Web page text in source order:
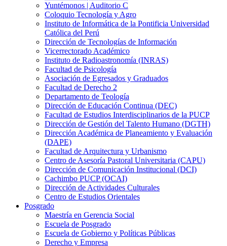
Yuntémonos | Auditorio C
Coloquio Tecnología y Agro
Instituto de Informática de la Pontificia Universidad
Católica del Perú
Dirección de Tecnologías de Información
Vicerrectorado Académico
Instituto de Radioastronomía (INRAS)
Facultad de Psicología
Asociación de Egresados y Graduados
Facultad de Derecho 2
Departamento de Teología
Dirección de Educación Continua (DEC)
Facultad de Estudios Interdisciplinarios de la PUCP
Dirección de Gestión del Talento Humano (DGTH)
Dirección Académica de Planeamiento y Evaluación
(DAPE)
Facultad de Arquitectura y Urbanismo
Centro de Asesoría Pastoral Universitaria (CAPU)
Dirección de Comunicación Institucional (DCI)
Cachimbo PUCP (OCAI)
Dirección de Actividades Culturales
Centro de Estudios Orientales
Posgrado
Maestría en Gerencia Social
Escuela de Posgrado
Escuela de Gobierno y Políticas Públicas
Derecho y Empresa